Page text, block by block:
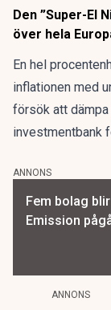
Den ”Super-El
över hela
En hel
inflationen med
försök att dämpa
investmentbank
ANNONS
Fem bolag
Emission
ANNONS